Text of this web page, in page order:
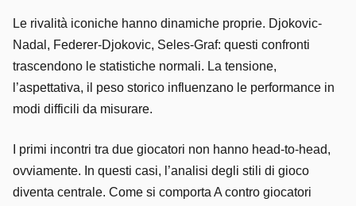
Le rivalità iconiche hanno dinamiche proprie. Djokovic-
Nadal, Federer-Djokovic, Seles-Graf: questi confronti
trascendono le statistiche normali. La tensione,
l’aspettativa, il peso storico influenzano le performance in
modi difficili da misurare.
I primi incontri tra due giocatori non hanno head-to-head,
ovviamente. In questi casi, l’analisi degli stili di gioco
diventa centrale. Come si comporta A contro giocatori